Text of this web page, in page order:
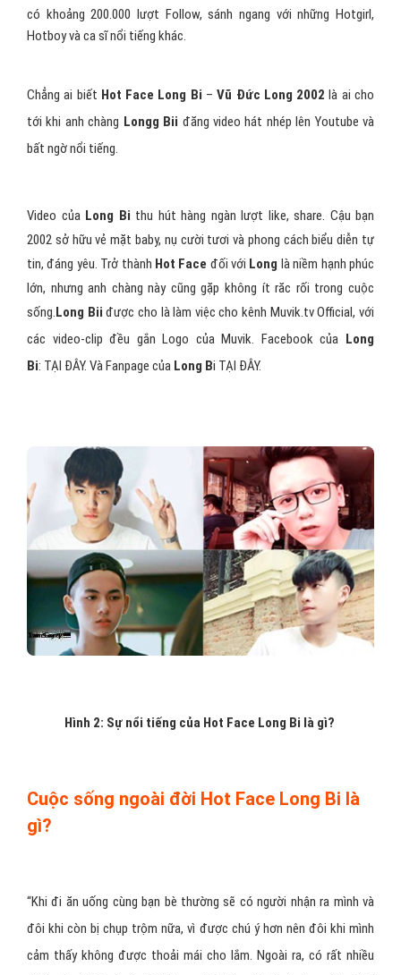
có khoảng 200.000 lượt Follow, sánh ngang với những Hotgirl,
Hotboy và ca sĩ nổi tiếng khác.
Chẳng ai biết Hot Face Long Bi –Vũ Đức Long 2002là ai cho
tới khi anh chàng Longg Bii đăng video hát nhép lên Youtube và
bất ngờ nổi tiếng.
Video củaLong Bi thu hút hàng ngàn lượt like, share. Cậu bạn
2002 sở hữu vẻ mặt baby, nụ cười tươi và phong cách biểu diễn tự
tin, đáng yêu. Trở thành Hot Face đối với Long là niềm hạnh phúc
lớn, nhưng anh chàng này cũng gặp không ít răc rối trong cuộc
sống.Long Biiđược cho là làm việc cho kênh Muvik.tv Official, với
các video-clip đều gắn Logo của Muvik. Facebook của Long
Bi: TẠI ĐÂY. Và Fanpage của Long Bi TẠI ĐÂY.
Hình 2: Sự nổi tiếng của Hot Face Long Bi là gì?
Cuộc sống ngoài đời Hot Face Long Bi là
gì?
“Khi đi ăn uống cùng bạn bè thường sẽ có người nhận ra mình và
đôi khi còn bị chụp trộm nữa, vì được chú ý hơn nên đôi khi mình
cảm thấy không được thoải mái cho lắm. Ngoài ra, có rất nhiều